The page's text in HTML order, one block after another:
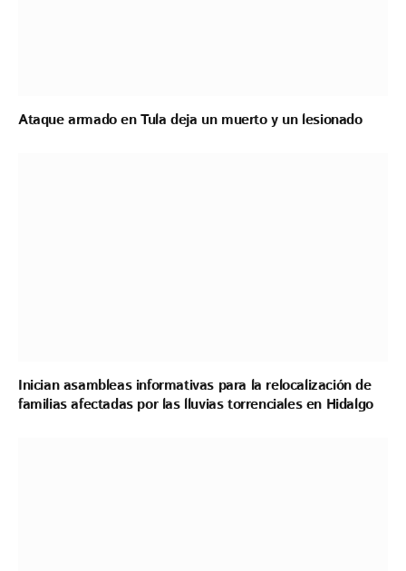
Ataque armado en Tula deja un muerto y un lesionado
Inician asambleas informativas para la relocalización de
familias afectadas por las lluvias torrenciales en Hidalgo